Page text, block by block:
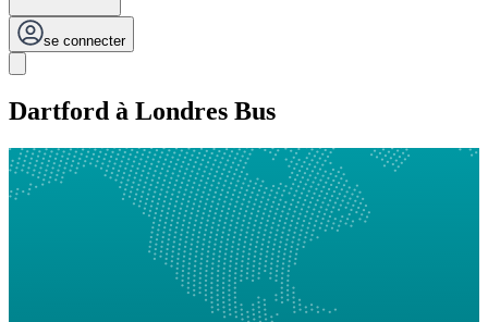
se connecter
Dartford à Londres Bus